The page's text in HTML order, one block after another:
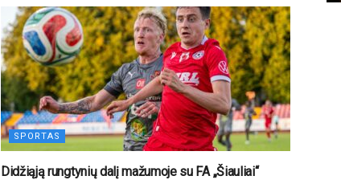
SPORTAS
Didžiąją rungtynių dalį mažumoje su FA „Šiauliai“